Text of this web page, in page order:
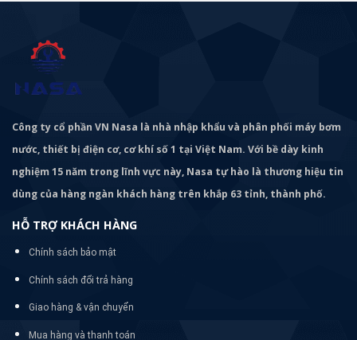
Công ty cổ phần VN Nasa là nhà nhập khẩu và phân phối máy bơm
nước, thiết bị điện cơ, cơ khí số 1 tại Việt Nam. Với bề dày kinh
nghiệm 15 năm trong lĩnh vực này, Nasa tự hào là thương hiệu tin
dùng của hàng ngàn khách hàng trên khắp 63 tỉnh, thành phố.
HỖ TRỢ KHÁCH HÀNG
Chính sách bảo mật
Chính sách đổi trả hàng
Giao hàng & vận chuyển
Mua hàng và thanh toán